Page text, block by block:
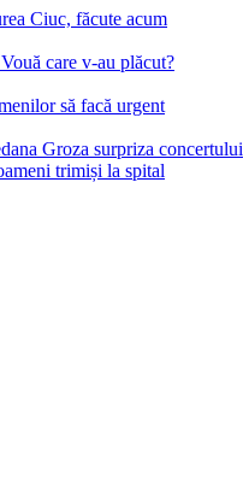
Ciuc, făcute acum
care v-au plăcut?
să facă urgent
Groza surpriza concertului
trimiși la spital